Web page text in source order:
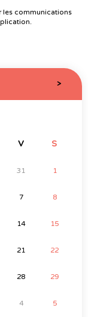
les communications
>
V S
31 1
7 8
14 15
21 22
28 29
4 5